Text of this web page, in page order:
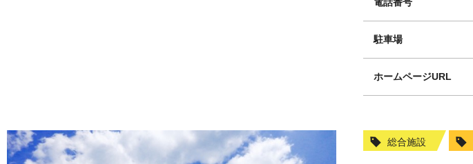
駐車場
ホームページURL
総合施設